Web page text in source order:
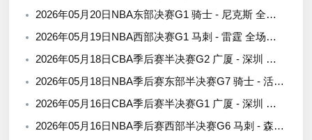
2026年05月20日NBA东部决赛G1 骑士 - 尼克斯 全场录像
2026年05月19日NBA西部决赛G1 马刺 - 雷霆 全场录像
2026年05月18日CBA季后赛半决赛G2 广厦 - 深圳 全场录像
2026年05月18日NBA季后赛东部半决赛G7 骑士 - 活塞 全场录像
2026年05月16日CBA季后赛半决赛G1 广厦 - 深圳 全场录像
2026年05月16日NBA季后赛西部半决赛G6 马刺 - 森林狼 全场录像